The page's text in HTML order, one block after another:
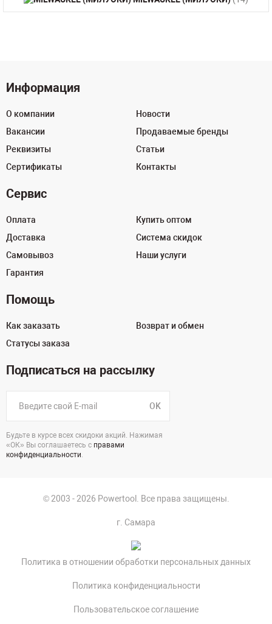
Информация
О компании
Вакансии
Реквизиты
Сертификаты
Новости
Продаваемые бренды
Статьи
Контакты
Сервис
Оплата
Доставка
Самовывоз
Гарантия
Купить оптом
Система скидок
Наши услуги
Помощь
Как заказать
Статусы заказа
Возврат и обмен
Подписаться на рассылку
OK
Будьте в курсе всех скидоки акций. Нажимая
«ОК» Вы соглашаетесь с правами
конфиденциальности.
© 2003 - 2026 Powertool. Все права защищены.
г. Самара
Политика в отношении обработки персональных данных
Политика конфиденциальности
Пользовательское соглашение